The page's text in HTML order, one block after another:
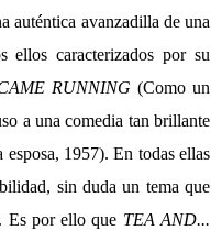
auténtica avanzadilla de una
ellos caracterizados por su
RUNNING (Como un
a una comedia tan brillante
1957). En todas ellas
sin duda un tema que
Es por ello que TEA AND...